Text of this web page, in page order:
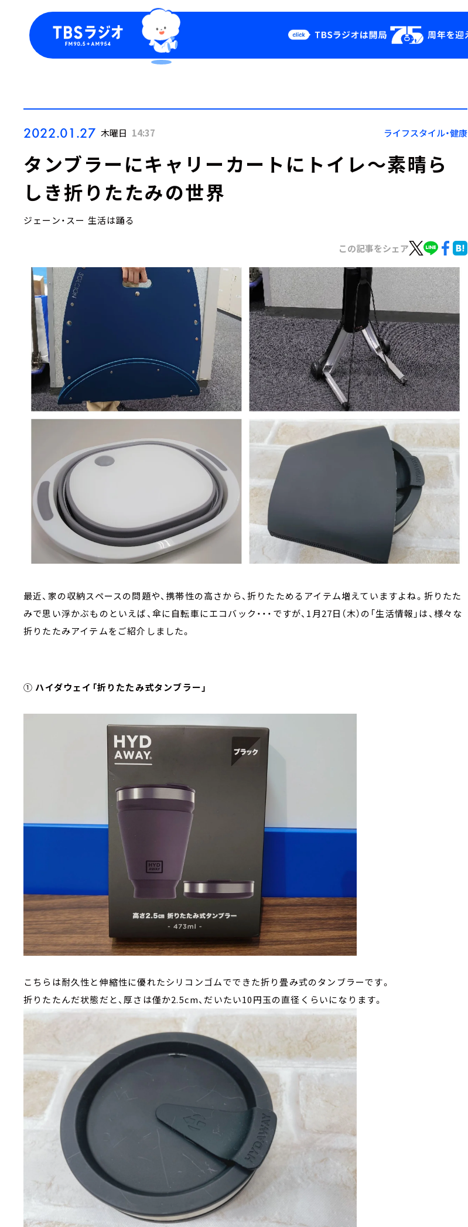
Podcast
YouTube
会社情報
2022.01.27 木曜日 14:37 ライフスタイル・健康
タンブラーにキャリーカートにトイレ～素晴ら
しき折りたたみの世界
ジェーン・スー 生活は踊る
この記事をシェア
最近、家の収納スペースの問題や、携帯性の高さから、折りたためるアイテム増えていますよね。折りたた
みで思い浮かぶものといえば、傘に自転車にエコバック・・・ですが、1月27日（木）の「生活情報」は、様々な
折りたたみアイテムをご紹介しました。
① ハイダウェイ「折りたたみ式タンブラー」
こちらは耐久性と伸縮性に優れたシリコンゴムでできた折り畳み式のタンブラーです。
折りたたんだ状態だと、厚さは僅か2.5cm、だいたい10円玉の直径くらいになります。